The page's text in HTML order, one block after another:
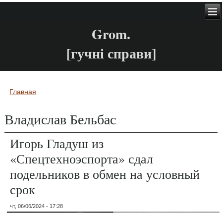
Grom.
[гучні справи]
Вы здесь
Главная
Владислав Бельбас
Игорь Гладуш из
«Спецтехноэспорта» сдал
подельников в обмен на условный
срок
чт, 06/06/2024 - 17:28